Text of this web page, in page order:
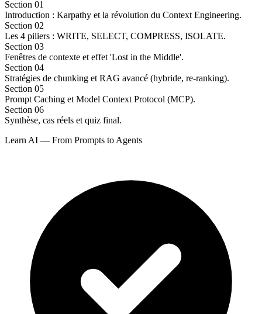
Section 01
Introduction : Karpathy et la révolution du Context Engineering.
Section 02
Les 4 piliers : WRITE, SELECT, COMPRESS, ISOLATE.
Section 03
Fenêtres de contexte et effet 'Lost in the Middle'.
Section 04
Stratégies de chunking et RAG avancé (hybride, re-ranking).
Section 05
Prompt Caching et Model Context Protocol (MCP).
Section 06
Synthèse, cas réels et quiz final.
Learn AI — From Prompts to Agents